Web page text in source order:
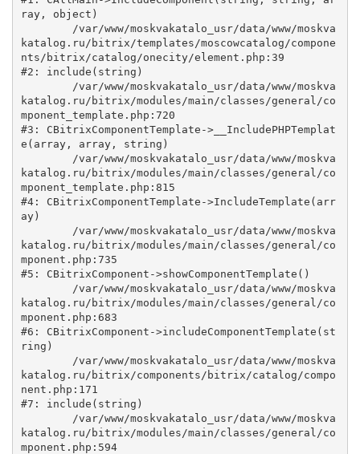
ray, object)
katalog.ru/bitrix/templates/moscowcatalog/compone
nts/bitrix/catalog/onecity/element.php:39
#2: include(string)
katalog.ru/bitrix/modules/main/classes/general/co
mponent_template.php:720
#3: CBitrixComponentTemplate->__IncludePHPTemplat
e(array, array, string)
katalog.ru/bitrix/modules/main/classes/general/co
mponent_template.php:815
#4: CBitrixComponentTemplate->IncludeTemplate(arr
ay)
katalog.ru/bitrix/modules/main/classes/general/co
mponent.php:735
#5: CBitrixComponent->showComponentTemplate()
katalog.ru/bitrix/modules/main/classes/general/co
mponent.php:683
#6: CBitrixComponent->includeComponentTemplate(st
ring)
katalog.ru/bitrix/components/bitrix/catalog/compo
nent.php:171
#7: include(string)
katalog.ru/bitrix/modules/main/classes/general/co
mponent.php:594